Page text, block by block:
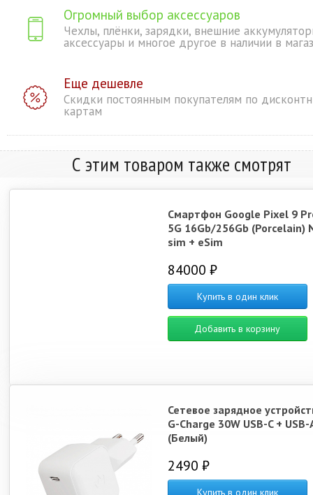
Огромный выбор аксессуаров
Чехлы, плёнки, зарядки, внешние
аксессуары и многое другое в наличии в
Еще дешевле
Скидки постоянным покупателям по
картам
С этим товаром также смотрят
Смартфон Google Pixel 9
5G 16Gb/256Gb (Porcelain)
sim + eSim
84000 ₽
Купить в один клик
Добавить в корзину
Сетевое зарядное
G-Charge 30W USB-C + USB-
(Белый)
2490 ₽
Купить в один клик